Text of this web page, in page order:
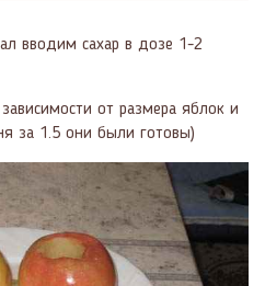
вводим сахар в дозе 1-2
от размера яблок и
за 1.5 они были готовы)